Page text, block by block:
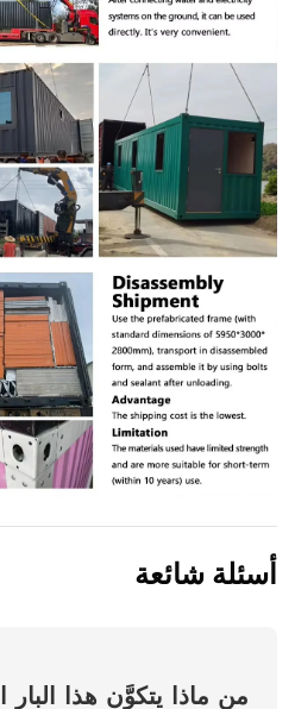
أسئلة شائعة
من ماذا يتكوَّن هذا